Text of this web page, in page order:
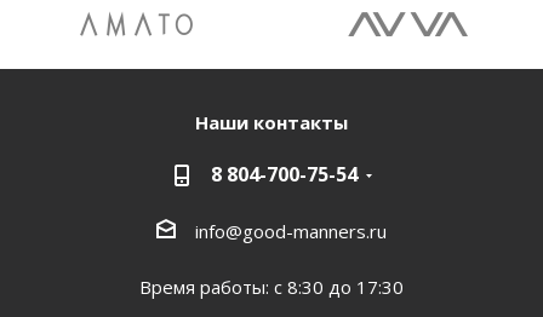
Наши контакты
8 804-700-75-54
info@good-manners.ru
Время работы: с 8:30 до 17:30